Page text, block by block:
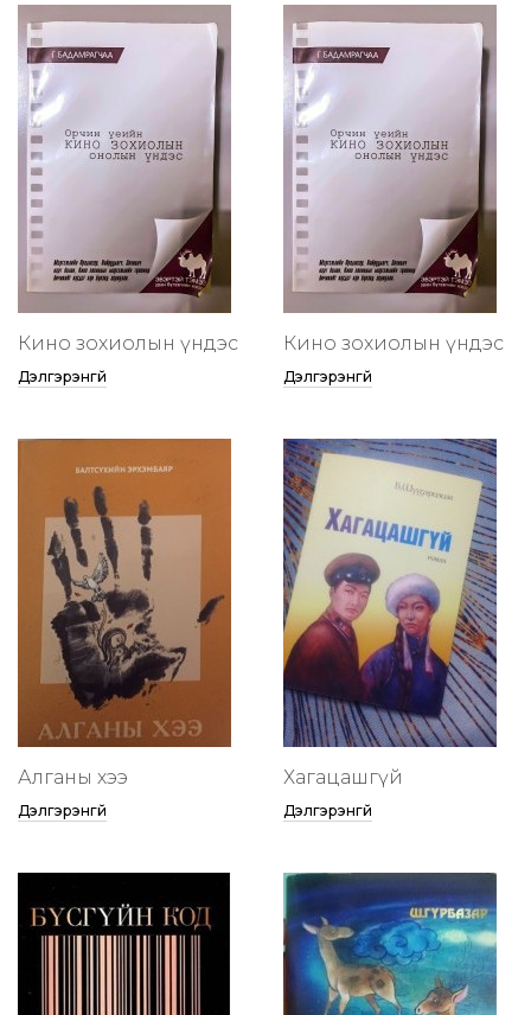
Кино зохиолын үндэс
Дэлгэрэнгүй
Кино зохиолын үндэс
Дэлгэрэнгүй
Алганы хээ
Дэлгэрэнгүй
Хагацашгүй
Дэлгэрэнгүй